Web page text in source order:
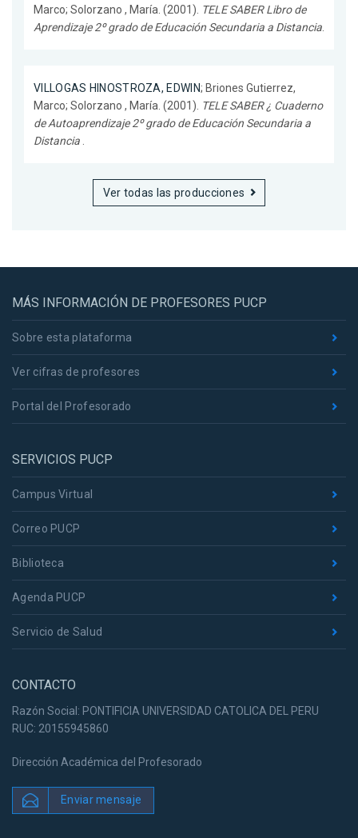
Marco; Solorzano , María. (2001). TELE SABER Libro de
Aprendizaje 2º grado de Educación Secundaria a Distancia
VILLOGAS HINOSTROZA, EDWIN; Briones Gutierrez,
Marco; Solorzano , María. (2001). TELE SABER ¿ Cuaderno
de Autoaprendizaje 2º grado de Educación Secundaria a
Distancia
Ver todas las producciones
MÁS INFORMACIÓN DE PROFESORES PUCP
Sobre esta plataforma
Ver cifras de profesores
Portal del Profesorado
SERVICIOS PUCP
Campus Virtual
Correo PUCP
Biblioteca
Agenda PUCP
Servicio de Salud
CONTACTO
Razón Social: PONTIFICIA UNIVERSIDAD CATOLICA DEL PERU
RUC: 20155945860
Dirección Académica del Profesorado
Enviar mensaje